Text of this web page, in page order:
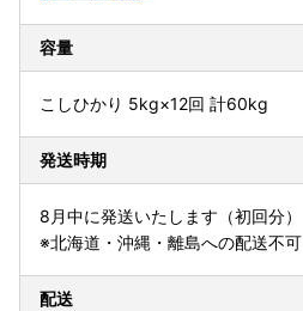
容量
こしひかり 5kg×12回 計60kg
発送時期
8月中に発送いたします（初回分）
※北海道・沖縄・離島への配送不可
配送